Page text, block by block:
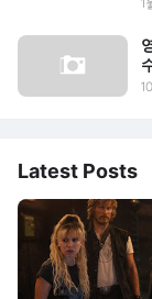
Latest Posts